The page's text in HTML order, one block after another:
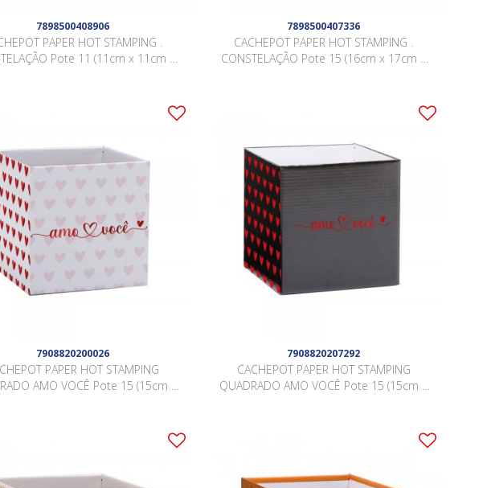
7898500408906
PAPER HOT STAMPING .
Pote 11 (11cm x 11cm x
7898500407336
CACHEPOT PAPER HOT STAMPING .
CONSTELAÇÃO Pote 15 (16cm x 17cm x
7908820200026
PAPER HOT STAMPING
AMO VOCÊ Pote 15 (15cm x
7908820207292
CACHEPOT PAPER HOT STAMPING
QUADRADO AMO VOCÊ Pote 15 (15cm x